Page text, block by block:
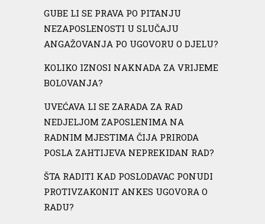
GUBE LI SE PRAVA PO PITANJU
NEZAPOSLENOSTI U SLUČAJU
ANGAŽOVANJA PO UGOVORU O DJELU?
KOLIKO IZNOSI NAKNADA ZA VRIJEME
BOLOVANJA?
UVEĆAVA LI SE ZARADA ZA RAD
NEDJELJOM ZAPOSLENIMA NA
RADNIM MJESTIMA ČIJA PRIRODA
POSLA ZAHTIJEVA NEPREKIDAN RAD?
ŠTA RADITI KAD POSLODAVAC PONUDI
PROTIVZAKONIT ANKES UGOVORA O
RADU?